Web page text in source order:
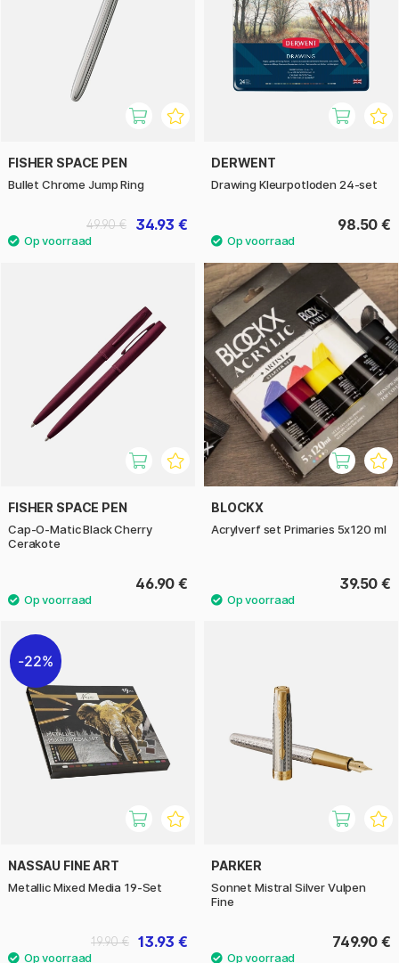
FISHER SPACE PEN
Bullet Chrome Jump Ring
34.93 €
49.90 €
DERWENT
Drawing Kleurpotloden 24-set
98.50 €
FISHER SPACE PEN
Cap-O-Matic Black Cherry
Cerakote
46.90 €
BLOCKX
Acrylverf set Primaries 5x120 ml
39.50 €
22%
NASSAU FINE ART
Metallic Mixed Media 19-Set
13.93 €
19.90 €
PARKER
Sonnet Mistral Silver Vulpen
Fine
749.90 €